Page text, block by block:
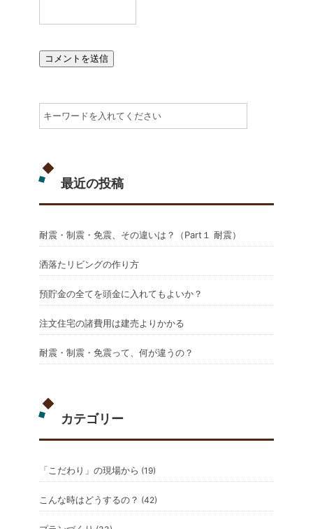
最近の投稿
耐震・制震・免震、その違いは？（Part１ 耐震）
洒落たリビングの作り方
預貯金の全てを頭金に入れてもよいか？
注文住宅の諸費用は建売よりかかる
耐震・制震・免震って、何が違うの？
カテゴリー
「こだわり」の現場から (19)
こんな時はどうするの？ (42)